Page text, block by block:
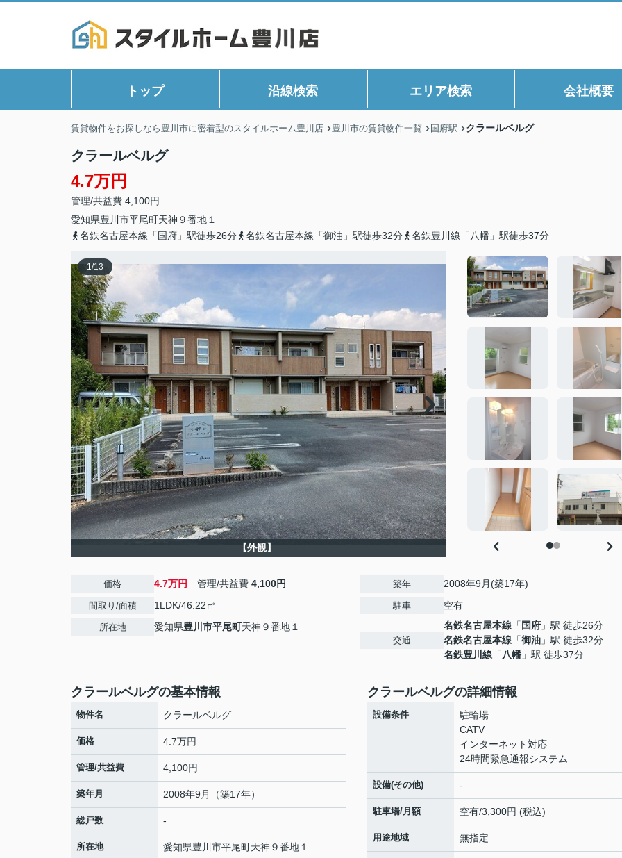
トップ 沿線検索 エリア検索 会社概要
賃貸物件をお探しなら豊川市に密着型のスタイルホーム豊川店 豊川市の賃貸物件一覧 国府駅 クラールベルグ
クラールベルグ
4.7万円
管理/共益費 4,100円
愛知県豊川市平尾町天神９番地１
名鉄名古屋本線「国府」駅徒歩26分
名鉄名古屋本線「御油」駅徒歩32分 名鉄豊川線「八幡」駅徒歩37分
1/13
【外観】
価格 4.7万円 管理/共益費 4,100円
間取り/面積 1LDK/46.22㎡
所在地 愛知県豊川市平尾町天神９番地１
築年 2008年9月(築17年)
駐車 空有
交通
名鉄名古屋本線 「 国府 」駅 徒歩26分
名鉄名古屋本線 「御油 」駅 徒歩32分
名鉄豊川線 「 八幡 」駅 徒歩37分
クラールベルグの基本情報
物件名 クラールベルグ
価格 4.7万円
管理/共益費 4,100円
築年月 2008年9月（築17年）
総戸数 -
所在地 愛知県豊川市平尾町天神９番地１
クラールベルグの詳細情報
設備条件
駐輪場
CATV
インターネット対応
24時間緊急通報システム
設備(その他) -
駐車場/月額 空有/3,300円 (税込)
用途地域 無指定